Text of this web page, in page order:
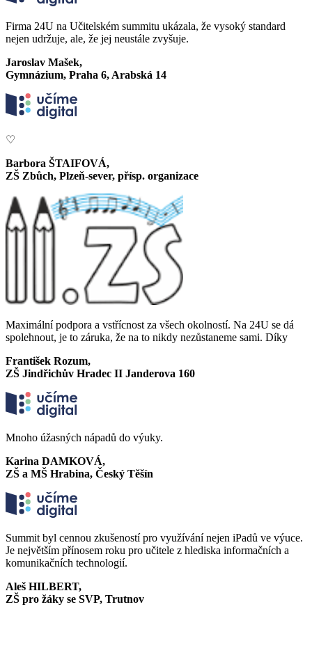
Firma 24U na Učitelském summitu ukázala, že vysoký standard
nejen udržuje, ale, že jej neustále zvyšuje.
Jaroslav Mašek,
Gymnázium, Praha 6, Arabská 14
♡
Barbora ŠTAIFOVÁ,
ZŠ Zbůch, Plzeň-sever, přísp. organizace
Maximální podpora a vstřícnost za všech okolností. Na 24U se dá
spolehnout, je to záruka, že na to nikdy nezůstaneme sami. Díky
František Rozum,
ZŠ Jindřichův Hradec II Janderova 160
Mnoho úžasných nápadů do výuky.
Karina DAMKOVÁ,
ZŠ a MŠ Hrabina, Český Těšín
Summit byl cennou zkušeností pro využívání nejen iPadů ve výuce.
Je největším přínosem roku pro učitele z hlediska informačních a
komunikačních technologií.
Aleš HILBERT,
ZŠ pro žáky se SVP, Trutnov